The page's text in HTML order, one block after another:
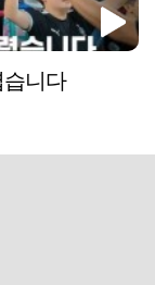
습니다